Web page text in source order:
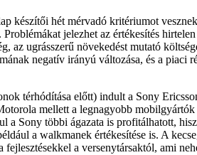
készítői hét mérvadó kritériumot
jelezhet az értékesítés
az ugrásszerű növekedést mutató
negatív irányú változása, és a piaci
térhódítása előtt) indult a Sony
mellett a legnagyobb
a Sony többi ágazata is profitálhatott,
a walkmanek értékesítése is. A
fejlesztésekkel a versenytársaktól, ami